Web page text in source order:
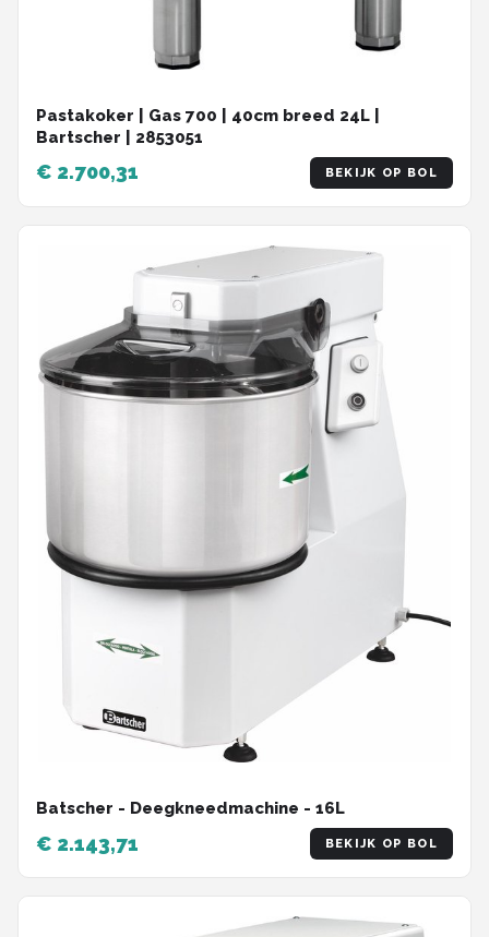
Pastakoker | Gas 700 | 40cm breed 24L |
Bartscher | 2853051
€ 2.700,31 BEKIJK OP BOL
Batscher - Deegkneedmachine - 16L
€ 2.143,71 BEKIJK OP BOL